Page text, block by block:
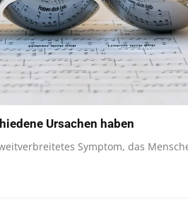
Ursachen haben
Symptom, das